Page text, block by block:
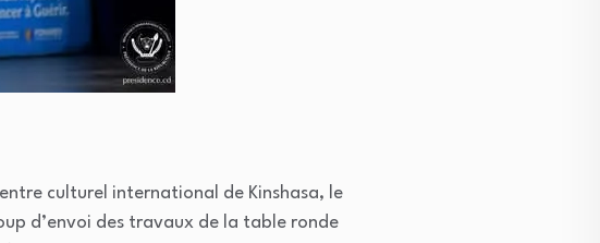
culturel international de Kinshasa, le
d’envoi des travaux de la table ronde